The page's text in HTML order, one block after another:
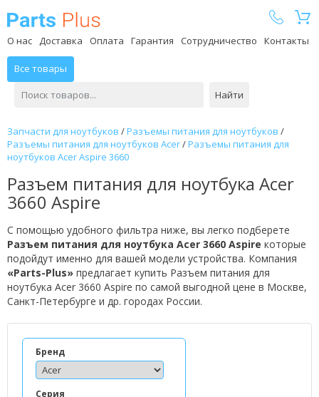
О нас Доставка Оплата Гарантия Сотрудничество Контакты
Все товары
Найти
Запчасти для ноутбуков /Разъемы питания для ноутбуков /
Разъемы питания для ноутбуков Acer/Разъемы питания для
ноутбуков Acer Aspire 3660
Разъем питания для ноутбука Acer
3660 Aspire
С помощью удобного фильтра ниже, вы легко подберете
Разъем питания для ноутбука Acer 3660 Aspire которые
подойдут именно для вашей модели устройства. Компания
«Parts-Plus» предлагает купить Разъем питания для
ноутбука Acer 3660 Aspire по самой выгодной цене в Москве,
Санкт-Петербурге и др. городах России.
Бренд
Серия